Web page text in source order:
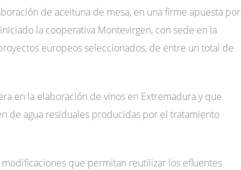
de aceituna de mesa, en una firme apuesta por
la cooperativa Montevirgen, con sede en la
europeos seleccionados, de entre un total de
en la elaboración de vinos en Extremadura y que
de agua residuales producidas por el tratamiento
que permitan reutilizar los efluentes